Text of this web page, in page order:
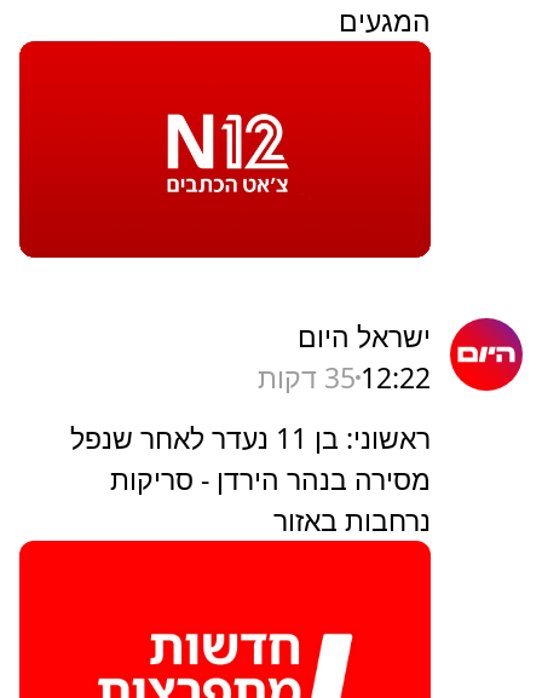
המגעים
ישראל היום
12:22 35 דקות
ראשוני: בן 11 נעדר לאחר שנפל
מסירה בנהר הירדן - סריקות
נרחבות באזור